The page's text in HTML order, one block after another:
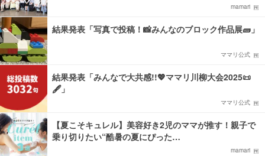
mamari
結果発表「写真で投稿！📸みんなのブロック作品展🧱」
ママリ公式
結果発表「みんなで大共感!!💖ママリ川柳大会2025📜
🖋️」
ママリ公式
【夏こそキュレル】美容好き2児のママが推す！親子で
乗り切りたい“酷暑の夏にぴった…
mamari